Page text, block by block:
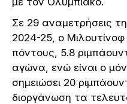
Σε 29 αναμετρήσεις
2024-25, ο Μιλουτίνοφ
πόντους, 5.8
αγώνα, ενώ είναι ο
σημειώσει 20
διοργάνωση τα